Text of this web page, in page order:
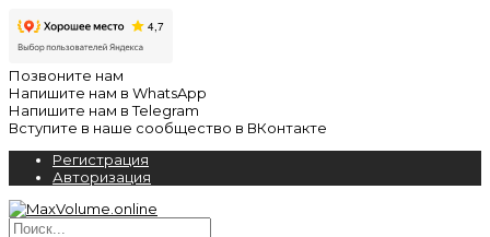
Позвоните нам
Напишите нам в WhatsApp
Напишите нам в Telegram
Вступите в наше сообщество в ВКонтакте
Регистрация
Авторизация